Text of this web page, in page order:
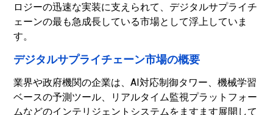
ロジーの迅速な実装に支えられて、デジタルサプライチ
ェーンの最も急成長している市場として浮上していま
す。
デジタルサプライチェーン市場の概要
業界や政府機関の企業は、AI対応制御タワー、機械学習
ベースの予測ツール、リアルタイム監視プラットフォー
ムなどのインテリジェントシステムをますます展開して